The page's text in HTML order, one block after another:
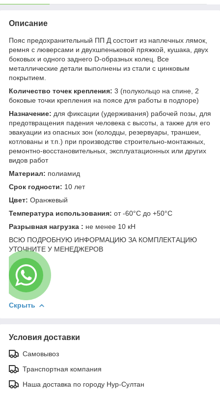
Описание
Пояс предохранительный ПП Д состоит из наплечных лямок,
ремня с люверсами и двухшпеньковой пряжкой, кушака, двух
боковых и одного заднего D-образных колец. Все
металлические детали выполнены из стали с цинковым
покрытием.
Количество точек крепления: 3 (полукольцо на спине, 2
боковые точки крепления на поясе для работы в подпоре)
Назначение: для фиксации (удерживания) рабочей позы, для
предотвращения падения человека с высоты, а также для его
эвакуации из опасных зон (колодцы, резервуары, траншеи,
котлованы и т.п.) при производстве строительно-монтажных,
ремонтно-восстановительных, эксплуатационных или других
видов работ
Материал: полиамид
Срок годности: 10 лет
Цвет: Оранжевый
Температура использования: от -60°С до +50°С
Разрывная нагрузка : не менее 10 кН
ВСЮ ПОДРОБНУЮ ИНФОРМАЦИЮ ЗА КОМПЛЕКТАЦИЮ
УТОЧНИТЕ У МЕНЕДЖЕРОВ
Скрыть
Условия доставки
Самовывоз
Транспортная компания
Наша доставка по городу Нур-Султан